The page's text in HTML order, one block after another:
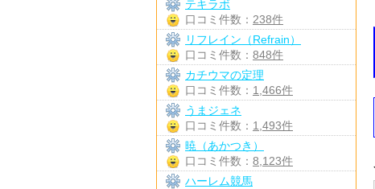
テキラボ
口コミ件数： 238件
リフレイン（Refrain）
口コミ件数： 848件
カチウマの定理
口コミ件数： 1,466件
うまジェネ
口コミ件数： 1,493件
暁（あかつき）
口コミ件数： 8,123件
ハーレム競馬